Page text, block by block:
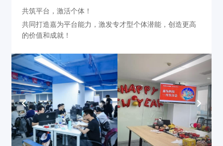
共筑平台，激活个体！
共同打造嘉为平台能力，激发专才型个体潜能，创造更高
的价值和成就！